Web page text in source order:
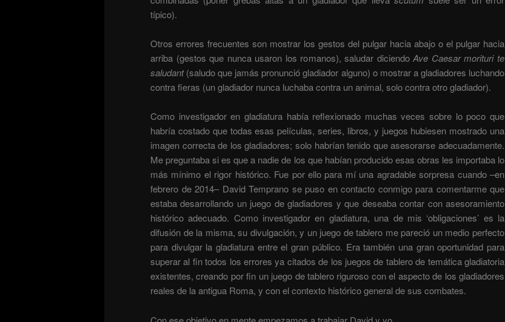
típico).
Otros errores frecuentes son mostrar los gestos del pulgar hacia abajo o el pulgar hacia
arriba (gestos que nunca usaron los romanos), saludar diciendoAve Caesar morituri te
saludant(saludo que jamás pronunció gladiador alguno) o mostrar a gladiadores luchando
contra fieras (un gladiador nunca luchaba contra un animal, solo contra otro gladiador).
Como investigador en gladiatura había reflexionado muchas veces sobre lo poco que
habría costado que todas esas películas, series, libros, y juegos hubiesen mostrado una
imagen correcta de los gladiadores; solo habrían tenido que asesorarse adecuadamente.
Me preguntaba si es que a nadie de los que habían producido esas obras les importaba lo
más mínimo el rigor histórico. Fue por ello para mí una agradable sorpresa cuando –en
febrero de 2014– David Temprano se puso en contacto conmigo para comentarme que
estaba desarrollando un juego de gladiadores y que deseaba contar con asesoramiento
histórico adecuado. Como investigador en gladiatura, una de mis ‘obligaciones’ es la
difusión de la misma, su divulgación, y un juego de tablero me pareció un medio perfecto
para divulgar la gladiatura entre el gran público. Era también una gran oportunidad para
superar al fin todos los errores ya citados de los juegos de tablero de temática gladiatoria
existentes, creando por fin un juego de tablero riguroso con el aspecto de los gladiadores
reales de la antigua Roma, y con el contexto histórico general de sus combates.